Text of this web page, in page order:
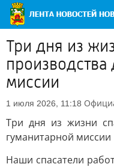
Три дня из
производства
миссии
1 июля 2026, 11:18
Три дня из жизни
гуманитарной миссии
Наши спасатели